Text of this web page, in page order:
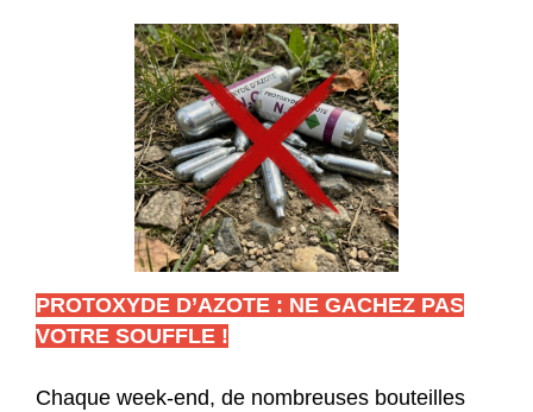
PROTOXYDE D’AZOTE : NE GACHEZ PAS
VOTRE SOUFFLE !
Chaque week-end, de nombreuses bouteilles